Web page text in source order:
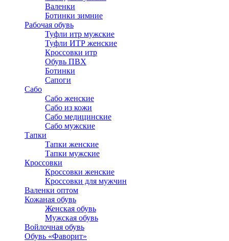
Валенки
Ботинки зимние
Рабочая обувь
Туфли итр мужские
Туфли ИТР женские
Кроссовки итр
Обувь ПВХ
Ботинки
Сапоги
Сабо
Сабо женские
Сабо из кожи
Сабо медицинские
Сабо мужские
Тапки
Тапки женские
Тапки мужские
Кроссовки
Кроссовки женские
Кроссовки для мужчин
Валенки оптом
Кожаная обувь
Женская обувь
Мужская обувь
Войлочная обувь
Обувь «Фаворит»